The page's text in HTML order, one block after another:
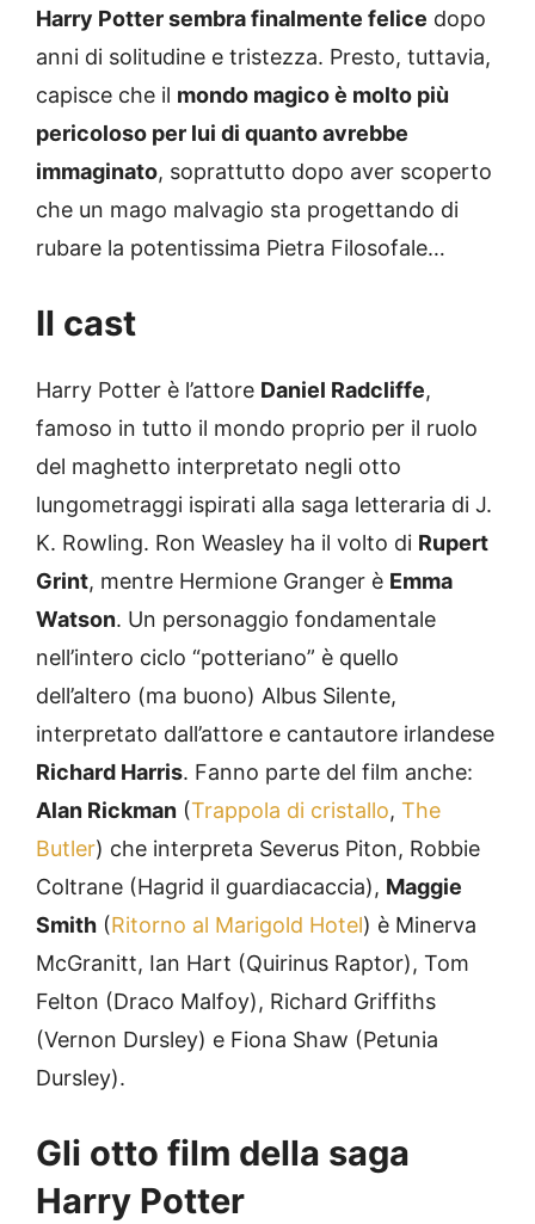
Harry Potter sembra finalmente felice dopo
anni di solitudine e tristezza. Presto, tuttavia,
capisce che il mondo magico è molto più
pericoloso per lui di quanto avrebbe
immaginato, soprattutto dopo aver scoperto
che un mago malvagio sta progettando di
rubare la potentissima Pietra Filosofale…
Il cast
Harry Potter è l’attore Daniel Radcliffe,
famoso in tutto il mondo proprio per il ruolo
del maghetto interpretato negli otto
lungometraggi ispirati alla saga letteraria di J.
K. Rowling. Ron Weasley ha il volto di Rupert
Grint, mentre Hermione Granger è Emma
Watson. Un personaggio fondamentale
nell’intero ciclo “potteriano” è quello
dell’altero (ma buono) Albus Silente,
interpretato dall’attore e cantautore irlandese
Richard Harris. Fanno parte del film anche:
Alan Rickman (Trappola di cristallo, The
Butler) che interpreta Severus Piton, Robbie
Coltrane (Hagrid il guardiacaccia), Maggie
Smith (Ritorno al Marigold Hotel) è Minerva
McGranitt, Ian Hart (Quirinus Raptor), Tom
Felton (Draco Malfoy), Richard Griffiths
(Vernon Dursley) e Fiona Shaw (Petunia
Dursley).
Gli otto film della saga
Harry Potter